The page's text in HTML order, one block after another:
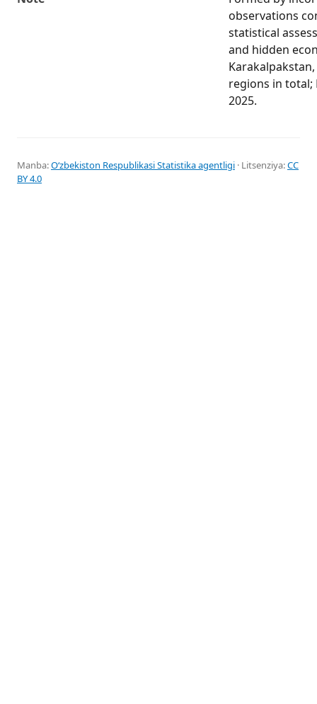
observations
statistical
and hidden
regions in
2025.
Manba:Oʻzbekiston Respublikasi Statistika agentligi · Litsenziya:CC
BY 4.0